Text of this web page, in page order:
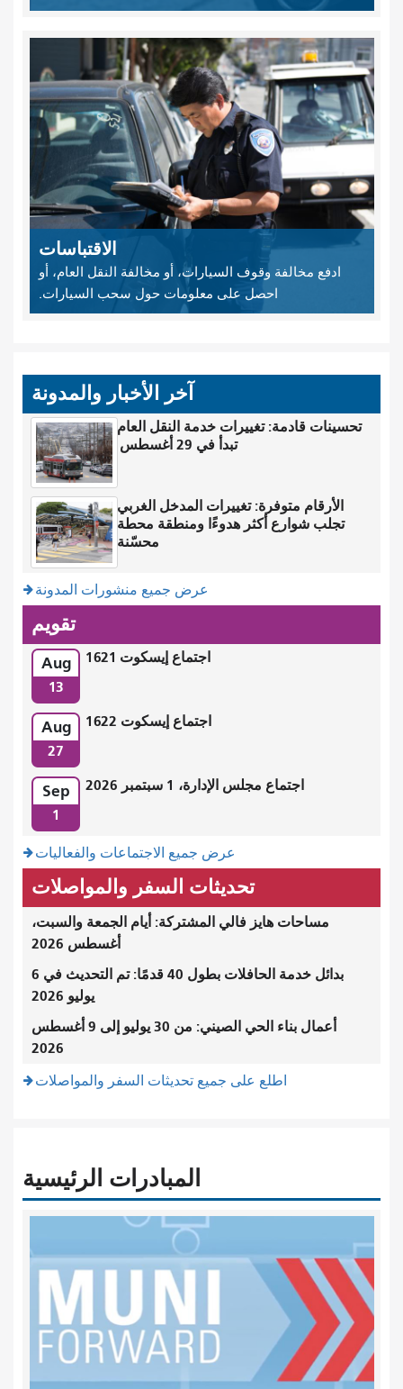
الاقتباسات
ادفع مخالفة وقوف السيارات، أو مخالفة النقل العام، أو
احصل على معلومات حول سحب السيارات.
آخر الأخبار والمدونة
تحسينات قادمة: تغييرات خدمة النقل العام
تبدأ في 29 أغسطس
الأرقام متوفرة: تغييرات المدخل الغربي
تجلب شوارع أكثر هدوءًا ومنطقة محطة
محسّنة
عرض جميع منشورات المدونة
تقويم
Aug
13
اجتماع إيسكوت 1621
Aug
27
اجتماع إيسكوت 1622
Sep
1
اجتماع مجلس الإدارة، 1 سبتمبر 2026
عرض جميع الاجتماعات والفعاليات
تحديثات السفر والمواصلات
مساحات هايز فالي المشتركة: أيام الجمعة والسبت،
أغسطس 2026
بدائل خدمة الحافلات بطول 40 قدمًا: تم التحديث في 6
يوليو 2026
أعمال بناء الحي الصيني: من 30 يوليو إلى 9 أغسطس
2026
اطلع على جميع تحديثات السفر والمواصلات
المبادرات الرئيسية